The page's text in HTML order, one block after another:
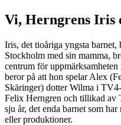
Vi, Herngrens Iris
Iris, det tioåriga yngsta barnet,
Stockholm med sin mamma,
centrum för
beror på att hon spelar Alex
Skäringer) dotter Wilma i
Felix Herngren och tillikad av
sju år, det enda barnet som
eller produktioner.